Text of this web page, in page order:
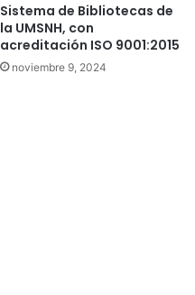
Sistema de Bibliotecas de
la UMSNH, con
acreditación ISO 9001:2015
noviembre 9, 2024